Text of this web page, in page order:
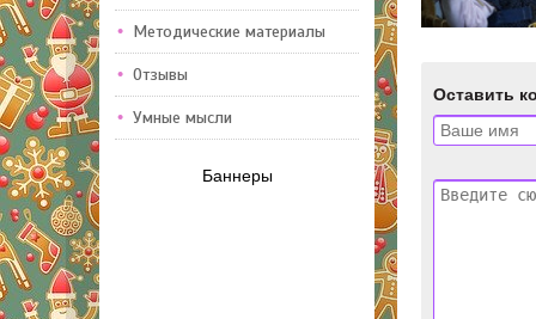
Методические материалы
Отзывы
Умные мысли
Баннеры
Оставить